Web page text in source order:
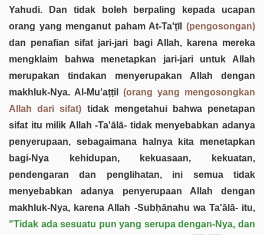
Yahudi. Dan tidak boleh berpaling kepada ucapan
orang yang menganut paham At-Ta'ṭīl (pengosongan)
dan penafian sifat jari-jari bagi Allah, karena mereka
mengklaim bahwa menetapkan jari-jari untuk Allah
merupakan tindakan menyerupakan Allah dengan
makhluk-Nya. Al-Mu'aṭṭil (orang yang mengosongkan
Allah dari sifat) tidak mengetahui bahwa penetapan
sifat itu milik Allah -Ta'ālā- tidak menyebabkan adanya
penyerupaan, sebagaimana halnya kita menetapkan
bagi-Nya kehidupan, kekuasaan, kekuatan,
pendengaran dan penglihatan, ini semua tidak
menyebabkan adanya penyerupaan Allah dengan
makhluk-Nya, karena Allah -Subḥānahu wa Ta'ālā- itu,
"Tidak ada sesuatu pun yang serupa dengan-Nya, dan